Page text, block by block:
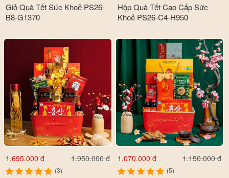
Giỏ Quà Tết Sức Khoẻ PS26-
B8-G1370
Hộp Quà Tết Cao Cấp Sức
Khoẻ PS26-C4-H950
1.695.000 đ 1.950.000 đ
(3)
1.070.000 đ 1.150.000 đ
(5)